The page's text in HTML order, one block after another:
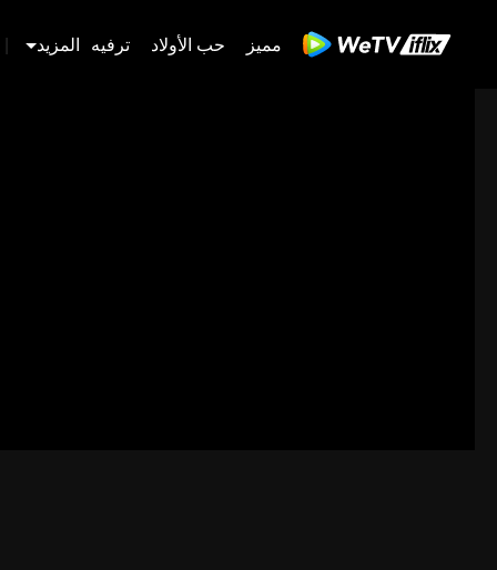
مميز حب الأولاد ترفيه المزيد |